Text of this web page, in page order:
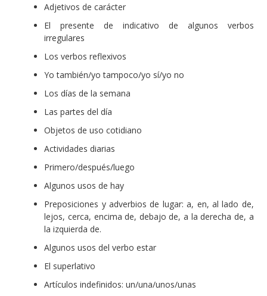
Adjetivos de carácter
El presente de indicativo de algunos verbos
irregulares
Los verbos reflexivos
Yo también/yo tampoco/yo sí/yo no
Los días de la semana
Las partes del día
Objetos de uso cotidiano
Actividades diarias
Primero/después/luego
Algunos usos de hay
Preposiciones y adverbios de lugar: a, en, al lado de,
lejos, cerca, encima de, debajo de, a la derecha de, a
la izquierda de.
Algunos usos del verbo estar
El superlativo
Artículos indefinidos: un/una/unos/unas